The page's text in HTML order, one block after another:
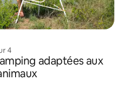
4
adaptées aux